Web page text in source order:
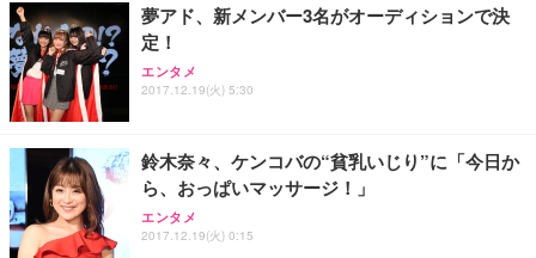
夢アド、新メンバー3名がオーディションで決
定！
エンタメ
2017.12.19(火) 5:30
鈴木奈々、ケンコバの“貧乳いじり”に「今日か
ら、おっぱいマッサージ！」
エンタメ
2017.12.19(火) 0:15